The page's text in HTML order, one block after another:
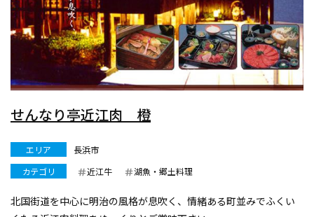
せんなり亭近江肉 橙
エリア
長浜市
カテゴリ
近江牛 湖魚・郷土料理
北国街道を中心に明治の風格が息吹く、情緒ある町並みでふくい